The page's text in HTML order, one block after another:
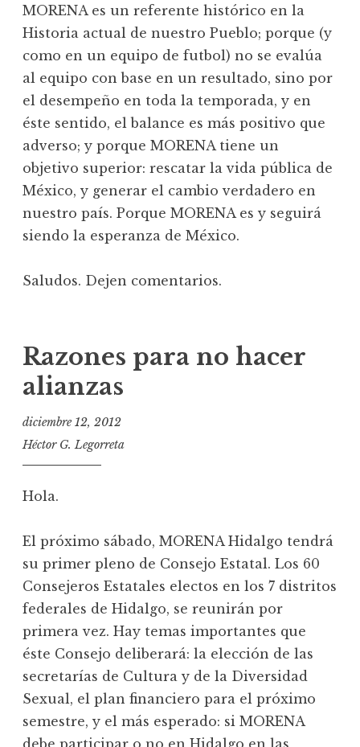
MORENA es un referente histórico en la
Historia actual de nuestro Pueblo; porque (y
como en un equipo de futbol) no se evalúa
al equipo con base en un resultado, sino por
el desempeño en toda la temporada, y en
éste sentido, el balance es más positivo que
adverso; y porque MORENA tiene un
objetivo superior: rescatar la vida pública de
México, y generar el cambio verdadero en
nuestro país. Porque MORENA es y seguirá
siendo la esperanza de México.
Saludos. Dejen comentarios.
Razones para no hacer
alianzas
diciembre 12, 2012
Héctor G. Legorreta
Hola.
El próximo sábado, MORENA Hidalgo tendrá
su primer pleno de Consejo Estatal. Los 60
Consejeros Estatales electos en los 7 distritos
federales de Hidalgo, se reunirán por
primera vez. Hay temas importantes que
éste Consejo deliberará: la elección de las
secretarías de Cultura y de la Diversidad
Sexual, el plan financiero para el próximo
semestre, y el más esperado: si MORENA